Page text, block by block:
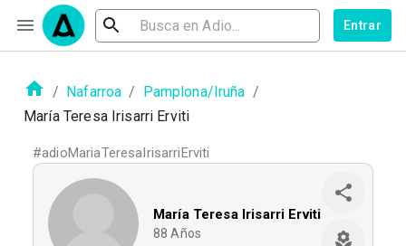
Entrar
/ Nafarroa / Pamplona/Iruña /
María Teresa Irisarri Erviti
#adioMariaTeresaIrisarriErviti
María Teresa Irisarri Erviti
88 Años